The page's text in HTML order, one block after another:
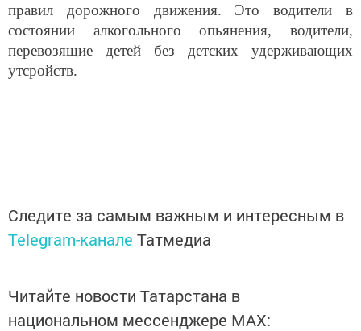
правил дорожного движения. Это водители в
состоянии алкогольного опьянения, водители,
перевозящие детей без детских удерживающих
утсройств.
Следите за самым важным и интересным в
Telegram-канале Татмедиа
Читайте новости Татарстана в
национальном мессенджере MАХ: